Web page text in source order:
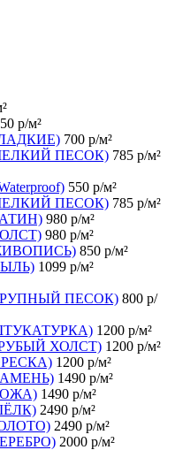
р/м²
700 р/м²
ПЕСОК) 785 р/м²
550 р/м²
ПЕСОК) 785 р/м²
980 р/м²
980 р/м²
850 р/м²
1099 р/м²
ПЕСОК) 800 р/
1200 р/м²
ХОЛСТ) 1200 р/м²
1200 р/м²
1490 р/м²
1490 р/м²
2490 р/м²
2490 р/м²
2000 р/м²